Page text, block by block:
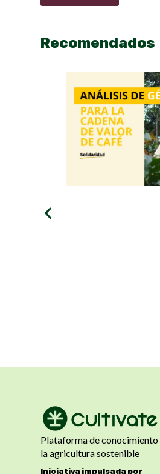
Recomendados
Plataforma de conocimiento
la agricultura sostenible
Iniciativa impulsada por